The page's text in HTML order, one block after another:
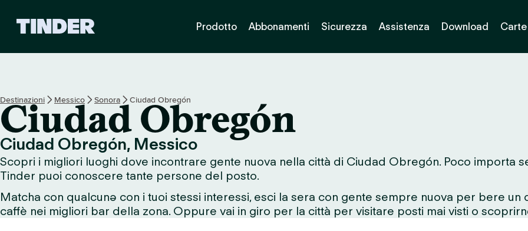
T
i
n
d
e
r
Prodotto Abbonamenti Sicurezza Assistenza Download
Destinazioni Messico Sonora Ciudad Obregón
Ciudad Obregón
Ciudad Obregón, Messico
Scopri i migliori luoghi dove incontrare gente nuova nella città di Ciudad Obregón. Poco importa
Tinder puoi conoscere tante persone del posto.
Matcha con qualcunə con i tuoi stessi interessi, esci la sera con gente sempre nuova per bere
caffè nei migliori bar della zona. Oppure vai in giro per la città per visitare posti mai visti o